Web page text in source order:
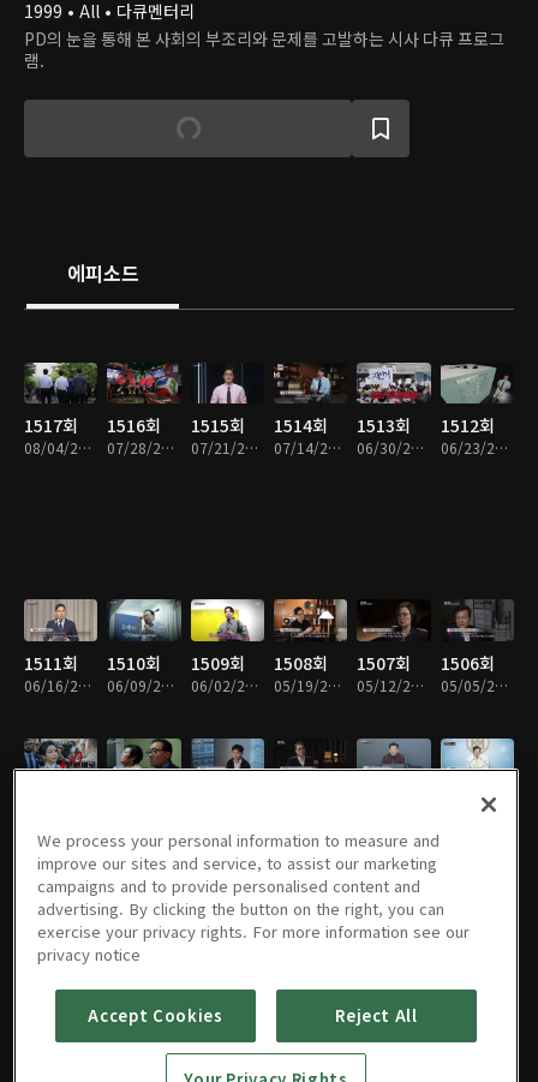
1999 • All • 다큐멘터리
PD의 눈을 통해 본 사회의 부조리와 문제를 고발하는 시사 다큐 프로그
램.
에피소드
1517회
08/04/2026 • 47분
1516회
07/28/2026 • 47분
1515회
07/21/2026 • 48분
1514회
07/14/2026 • 47분
1513회
06/30/2026 • 47분
1512회
06/23/2026 • 48분
1511회
06/16/2026 • 46분
1510회
06/09/2026 • 47분
1509회
06/02/2026 • 52분
1508회
05/19/2026 • 47분
1507회
05/12/2026 • 47분
1506회
05/05/2026 • 47분
1500회
1499회
03/17/2026 • 50분
1498회 1497회 1496회 1495회 1494회
We process your personal information to measure and
improve our sites and service, to assist our marketing
campaigns and to provide personalised content and
advertising. By clicking the button on the right, you can
exercise your privacy rights. For more information see our
privacy notice
Accept Cookies Reject All